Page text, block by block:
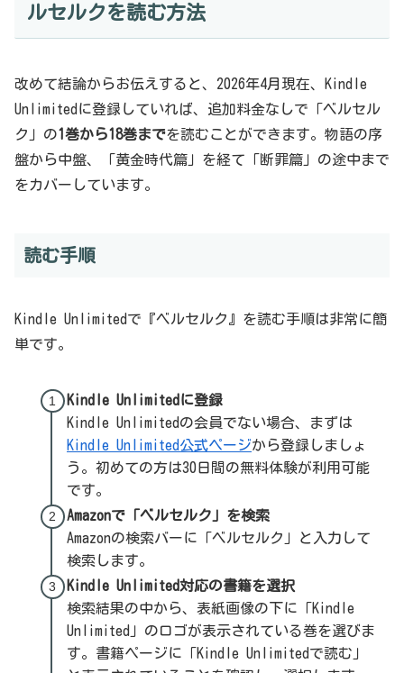
ルセルクを読む方法
改めて結論からお伝えすると、2026年4月現在、Kindle
Unlimitedに登録していれば、追加料金なしで「ベルセル
ク」の1巻から18巻までを読むことができます。物語の序
盤から中盤、「黄金時代篇」を経て「断罪篇」の途中まで
をカバーしています。
読む手順
Kindle Unlimitedで『ベルセルク』を読む手順は非常に簡
単です。
Kindle Unlimitedに登録
Kindle Unlimitedの会員でない場合、まずは
Kindle Unlimited公式ページから登録しましょ
う。初めての方は30日間の無料体験が利用可能
です。
Amazonで「ベルセルク」を検索
Amazonの検索バーに「ベルセルク」と入力して
検索します。
Kindle Unlimited対応の書籍を選択
検索結果の中から、表紙画像の下に「Kindle
Unlimited」のロゴが表示されている巻を選びま
す。書籍ページに「Kindle Unlimitedで読む」